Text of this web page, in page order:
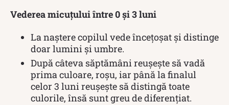
Vederea micuțului între 0 și 3 luni
La naștere copilul vede încețoșat și distinge
doar lumini și umbre.
După câteva săptămâni reușește să vadă
prima culoare, roșu, iar până la finalul
celor 3 luni reușește să distingă toate
culorile, însă sunt greu de diferențiat.